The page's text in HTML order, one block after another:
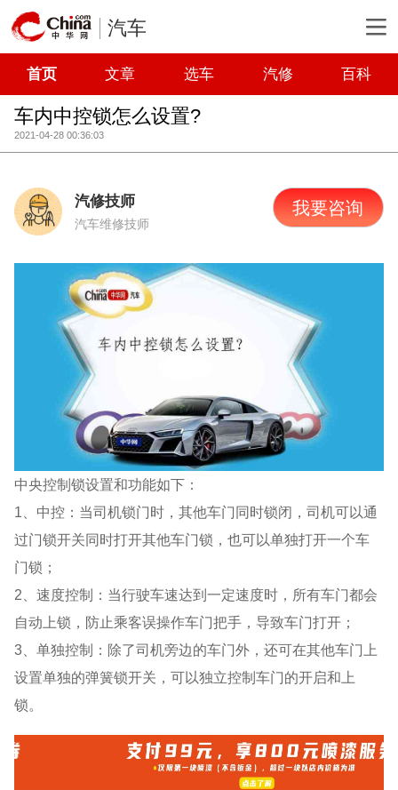
汽车
首页 文章 选车 汽修 百科
车内中控锁怎么设置?
2021-04-28 00:36:03
汽修技师
汽车维修技师
我要咨询
中央控制锁设置和功能如下：
1、中控：当司机锁门时，其他车门同时锁闭，司机可以通
过门锁开关同时打开其他车门锁，也可以单独打开一个车
门锁；
2、速度控制：当行驶车速达到一定速度时，所有车门都会
自动上锁，防止乘客误操作车门把手，导致车门打开；
3、单独控制：除了司机旁边的车门外，还可在其他车门上
设置单独的弹簧锁开关，可以独立控制车门的开启和上
锁。